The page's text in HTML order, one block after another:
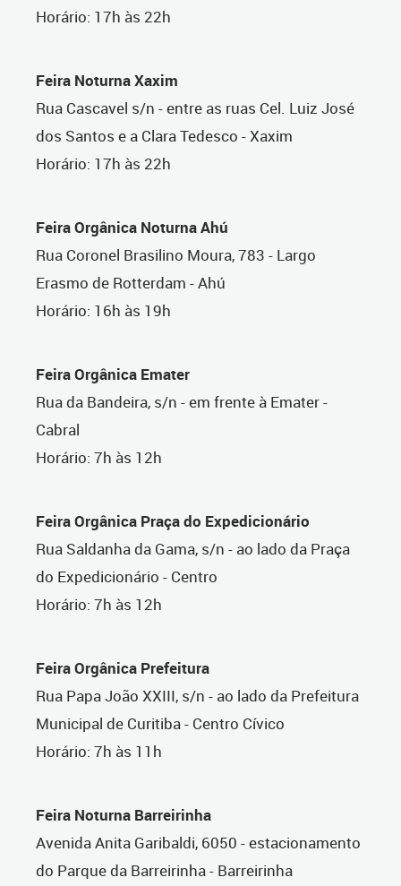
Horário: 17h às 22h
Feira Noturna Xaxim
Rua Cascavel s/n - entre as ruas Cel. Luiz José
dos Santos e a Clara Tedesco - Xaxim
Horário: 17h às 22h
Feira Orgânica Noturna Ahú
Rua Coronel Brasilino Moura, 783 - Largo
Erasmo de Rotterdam - Ahú
Horário: 16h às 19h
Feira Orgânica Emater
Rua da Bandeira, s/n - em frente à Emater -
Cabral
Horário: 7h às 12h
Feira Orgânica Praça do Expedicionário
Rua Saldanha da Gama, s/n - ao lado da Praça
do Expedicionário - Centro
Horário: 7h às 12h
Feira Orgânica Prefeitura
Rua Papa João XXIII, s/n - ao lado da Prefeitura
Municipal de Curitiba - Centro Cívico
Horário: 7h às 11h
Feira Noturna Barreirinha
Avenida Anita Garibaldi, 6050 - estacionamento
do Parque da Barreirinha - Barreirinha